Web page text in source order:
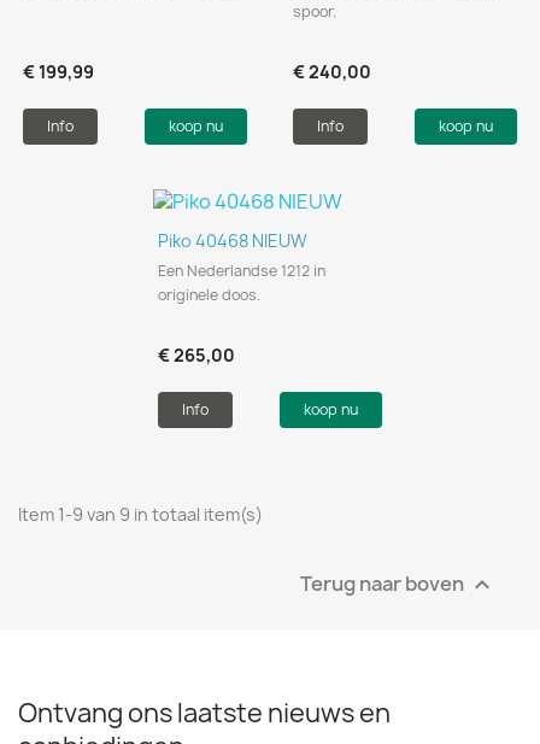
€ 199,99
Info koop nu
spoor.
€ 240,00
Info koop nu
Piko 40468 NIEUW
Een Nederlandse 1212 in
originele doos.
€ 265,00
Info koop nu
Item 1-9 van 9 in totaal item(s)
Terug naar boven 
Ontvang ons laatste nieuws en